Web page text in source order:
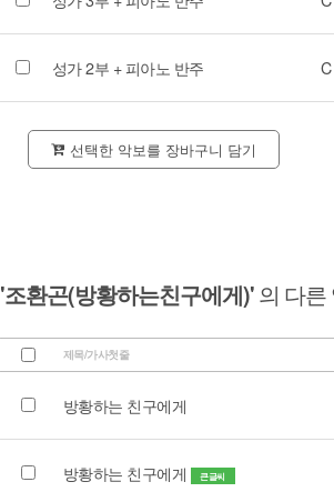
성가 2부 + 피아노 반주
선택한 악보를 장바구니 담기
'조환곤(방황하는친구에게)'의 다른
제목/가사첫줄
방황하는 친구에게
방황하는 친구에게 큰글씨